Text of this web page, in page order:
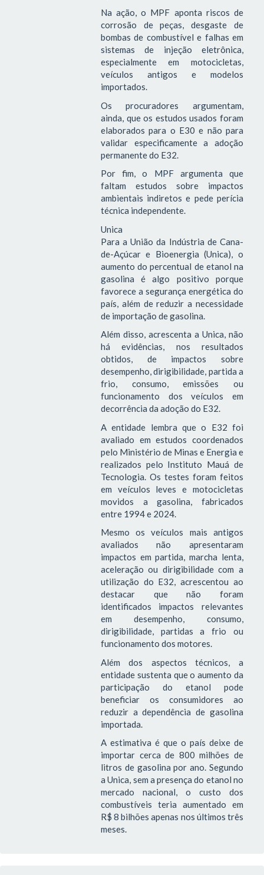
Na ação, o MPF aponta riscos de
corrosão de peças, desgaste de
bombas de combustível e falhas em
sistemas de injeção eletrônica,
especialmente em motocicletas,
veículos antigos e modelos
importados.
Os procuradores argumentam,
ainda, que os estudos usados foram
elaborados para o E30 e não para
validar especificamente a adoção
permanente do E32.
Por fim, o MPF argumenta que
faltam estudos sobre impactos
ambientais indiretos e pede perícia
técnica independente.
Unica
Para a União da Indústria de Cana-
de-Açúcar e Bioenergia (Unica), o
aumento do percentual de etanol na
gasolina é algo positivo porque
favorece a segurança energética do
país, além de reduzir a necessidade
de importação de gasolina.
Além disso, acrescenta a Unica, não
há evidências, nos resultados
obtidos, de impactos sobre
desempenho, dirigibilidade, partida a
frio, consumo, emissões ou
funcionamento dos veículos em
decorrência da adoção do E32.
A entidade lembra que o E32 foi
avaliado em estudos coordenados
pelo Ministério de Minas e Energia e
realizados pelo Instituto Mauá de
Tecnologia. Os testes foram feitos
em veículos leves e motocicletas
movidos a gasolina, fabricados
entre 1994 e 2024.
Mesmo os veículos mais antigos
avaliados não apresentaram
impactos em partida, marcha lenta,
aceleração ou dirigibilidade com a
utilização do E32, acrescentou ao
destacar que não foram
identificados impactos relevantes
em desempenho, consumo,
dirigibilidade, partidas a frio ou
funcionamento dos motores.
Além dos aspectos técnicos, a
entidade sustenta que o aumento da
participação do etanol pode
beneficiar os consumidores ao
reduzir a dependência de gasolina
importada.
A estimativa é que o país deixe de
importar cerca de 800 milhões de
litros de gasolina por ano. Segundo
a Unica, sem a presença do etanol no
mercado nacional, o custo dos
combustíveis teria aumentado em
R$ 8 bilhões apenas nos últimos três
meses.